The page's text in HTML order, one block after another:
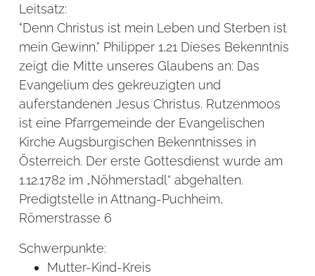
Leitsatz:
"Denn Christus ist mein Leben und Sterben ist
mein Gewinn." Philipper 1,21 Dieses Bekenntnis
zeigt die Mitte unseres Glaubens an: Das
Evangelium des gekreuzigten und
auferstandenen Jesus Christus. Rutzenmoos
ist eine Pfarrgemeinde der Evangelischen
Kirche Augsburgischen Bekenntnisses in
Österreich. Der erste Gottesdienst wurde am
1.12.1782 im „Nöhmerstadl“ abgehalten.
Predigtstelle in Attnang-Puchheim,
Römerstrasse 6
Schwerpunkte:
Mutter-Kind-Kreis